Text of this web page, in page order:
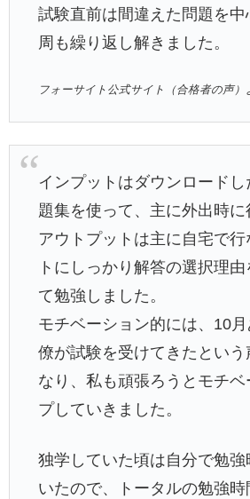
試験直前は間違えた問題を
周も繰り返し解きました。
フォーサイト公式サイト（合格者の声）
インプットはダウンロード
題集を使って、主に外出時に
アウトプットは主に自宅で
トにしっかり解答の選択理
て勉強しました。
モチベーション的には、10
僚が試験を受けてきたとい
なり、私も頑張ろうとモチベ
プしていきました。
独学していた頃は自分で勉強
いたので、トータルの勉強